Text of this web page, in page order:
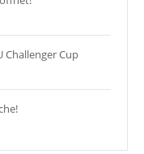
Challenger Cup